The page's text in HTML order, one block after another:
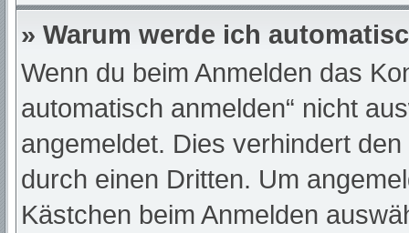
» Warum werde ich
Wenn du beim Anmelden das
automatisch anmelden“ nicht
angemeldet. Dies verhindert
durch einen Dritten. Um
Kästchen beim Anmelden